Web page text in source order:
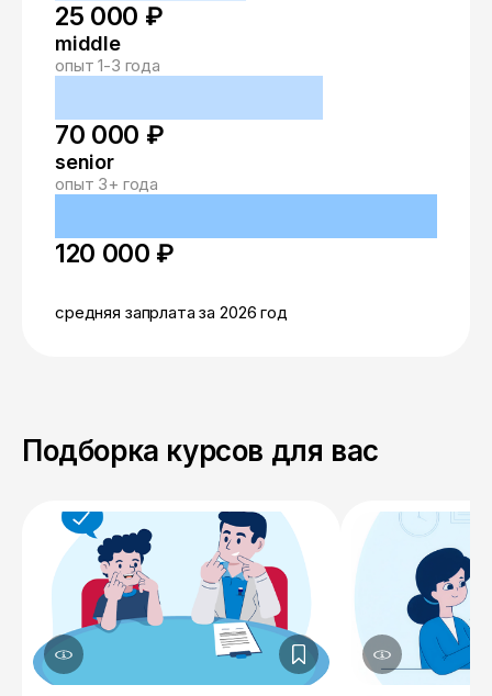
25 000 ₽
middle
опыт 1-3 года
70 000 ₽
senior
опыт 3+ года
120 000 ₽
средняя запрлата за 2026 год
Подборка курсов для вас